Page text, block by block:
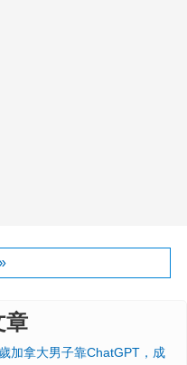
章
加拿大男子靠ChatGPT，成